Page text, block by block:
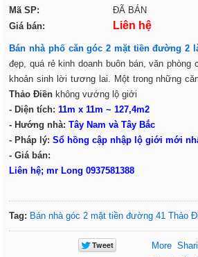
Mã SP:
ĐÃ BÁN
Giá bán:
Liên hệ
Bán nhà phố căn góc 2 mặt tiền đường 2
đẹp, quá rẻ kinh doanh buôn bán, văn phòng
khoản sinh lời tương lai. Một trong những
Thảo Điền không vướng lộ giới
- Diện tích:11m x 11m ~ 127,4m2
- Hướng nhà: Tây Nam và Tây Bắc
- Pháp lý:Sổ hồng cập nhập lộ giới mới
- Giá bán:
Liên hệ; mr Long 0937581388
Tag: Bán nhà góc 2 mặt tiền đường 41 Thảo
More